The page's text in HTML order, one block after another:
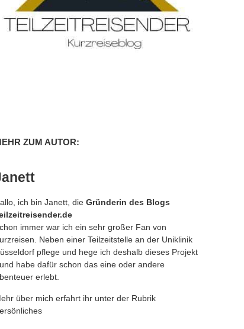
ZUM AUTOR:
ich bin Janett, die Gründerin des Blogs
immer war ich ein sehr großer Fan von
Neben einer Teilzeitstelle an der Uniklinik
pflege und hege ich deshalb dieses Projekt
habe dafür schon das eine oder andere
erlebt.
über mich erfahrt ihr unter der Rubrik